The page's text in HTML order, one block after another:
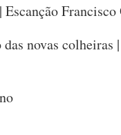
novas colheiras |